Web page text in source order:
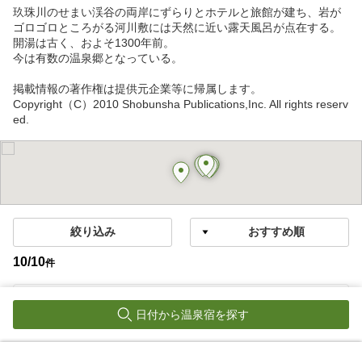
玖珠川のせまい渓谷の両岸にずらりとホテルと旅館が建ち、岩が
ゴロゴロところがる河川敷には天然に近い露天風呂が点在する。
開湯は古く、およそ1300年前。
今は有数の温泉郷となっている。
掲載情報の著作権は提供元企業等に帰属します。
Copyright（C）2010 Shobunsha Publications,Inc. All rights reserv
ed.
絞り込み
10/10件
天ヶ瀬温泉 山荘 天水
日付から温泉宿を探す